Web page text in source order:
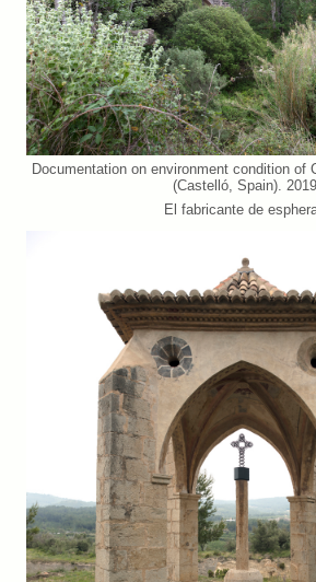
Documentation on environment condition of
(Castelló, Spain). 2019
El fabricante de